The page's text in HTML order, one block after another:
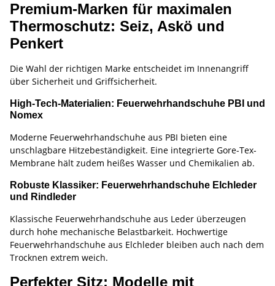
Premium-Marken für maximalen
Thermoschutz: Seiz, Askö und
Penkert
Die Wahl der richtigen Marke entscheidet im Innenangriff
über Sicherheit und Griffsicherheit.
High-Tech-Materialien: Feuerwehrhandschuhe PBI und
Nomex
Moderne Feuerwehrhandschuhe aus PBI bieten eine
unschlagbare Hitzebeständigkeit. Eine integrierte Gore-Tex-
Membrane hält zudem heißes Wasser und Chemikalien ab.
Robuste Klassiker: Feuerwehrhandschuhe Elchleder
und Rindleder
Klassische Feuerwehrhandschuhe aus Leder überzeugen
durch hohe mechanische Belastbarkeit. Hochwertige
Feuerwehrhandschuhe aus Elchleder bleiben auch nach dem
Trocknen extrem weich.
Perfekter Sitz: Modelle mit